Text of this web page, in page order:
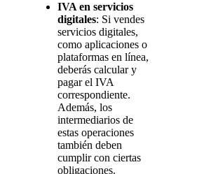
IVA en servicios
digitales: Si vendes
servicios digitales,
como aplicaciones o
plataformas en línea,
deberás calcular y
pagar el IVA
correspondiente.
Además, los
intermediarios de
estas operaciones
también deben
cumplir con ciertas
obligaciones.